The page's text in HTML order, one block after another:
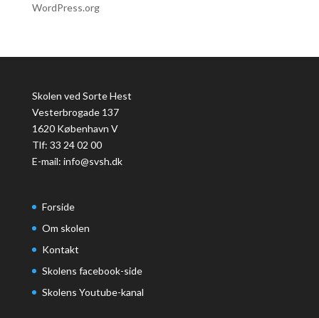
WordPress.org
Skolen ved Sorte Hest
Vesterbrogade 137
1620 København V
Tlf: 33 24 02 00
E-mail: info@svsh.dk
Forside
Om skolen
Kontakt
Skolens facebook-side
Skolens Youtube-kanal